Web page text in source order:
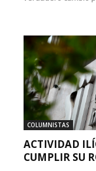
COLUMNISTAS
ACTIVIDAD
CUMPLIR SU